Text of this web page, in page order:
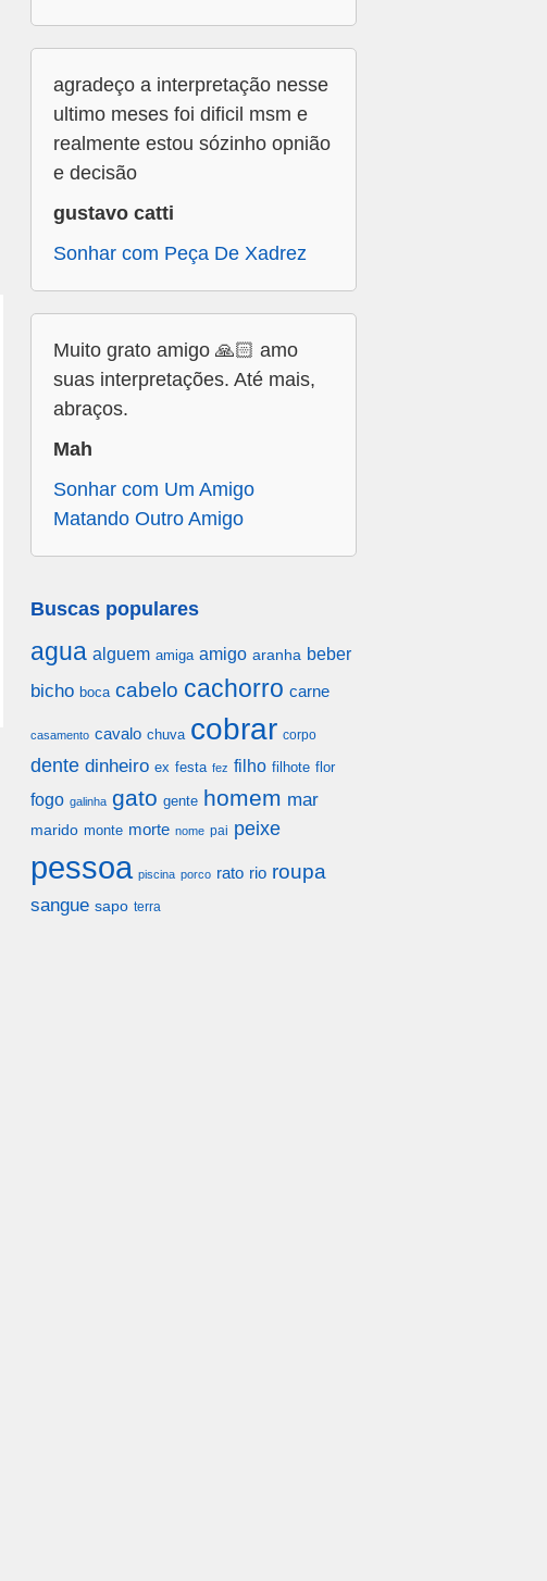
agradeço a interpretação nesse
ultimo meses foi dificil msm e
realmente estou sózinho opnião
e decisão
gustavo catti
Sonhar com Peça De Xadrez
Muito grato amigo 🙏🏻 amo
suas interpretações. Até mais,
abraços.
Mah
Sonhar com Um Amigo
Matando Outro Amigo
Buscas populares
agua alguem amiga amigo aranha beber
bicho boca cabelo cachorro carne
casamento cavalo chuva cobrar corpo
dente dinheiro ex festa fez filho filhote flor
fogo galinha gato gente homem mar
marido monte morte nome pai peixe
pessoa piscina porco rato rio roupa
sangue sapo terra